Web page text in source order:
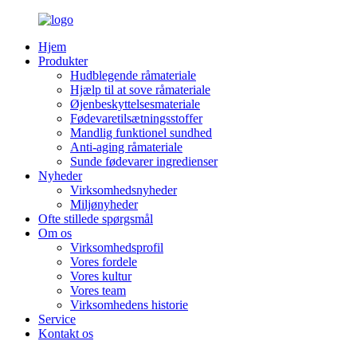
Hjem
Produkter
Hudblegende råmateriale
Hjælp til at sove råmateriale
Øjenbeskyttelsesmateriale
Fødevaretilsætningsstoffer
Mandlig funktionel sundhed
Anti-aging råmateriale
Sunde fødevarer ingredienser
Nyheder
Virksomhedsnyheder
Miljønyheder
Ofte stillede spørgsmål
Om os
Virksomhedsprofil
Vores fordele
Vores kultur
Vores team
Virksomhedens historie
Service
Kontakt os